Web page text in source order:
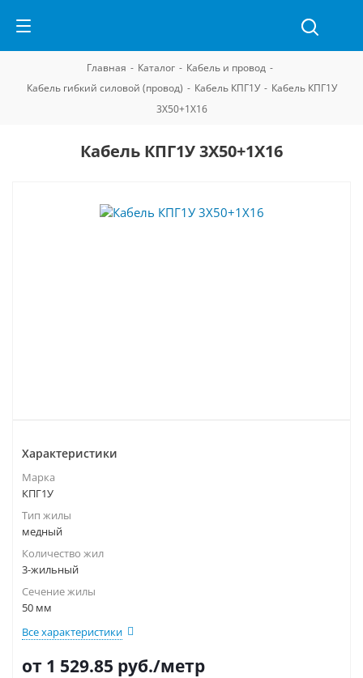
Главная - Каталог - Кабель и провод -
Кабель гибкий силовой (провод) - Кабель КПГ1У - Кабель КПГ1У
3Х50+1Х16
Кабель КПГ1У 3Х50+1Х16
Характеристики
Марка
КПГ1У
Тип жилы
медный
Количество жил
3-жильный
Сечение жилы
50 мм
Все характеристики
от 1 529.85 руб./метр